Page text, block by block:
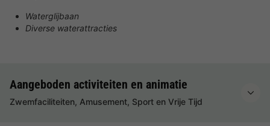
Waterglijbaan
Diverse waterattracties
Aangeboden activiteiten en animatie
Zwemfaciliteiten, Amusement, Sport en Vrije Tijd